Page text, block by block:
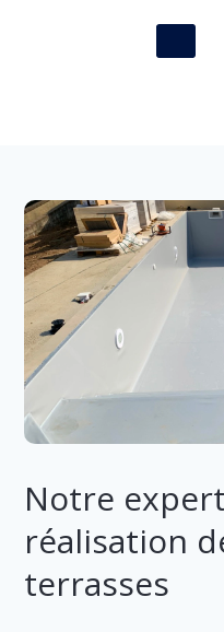
Notre
réalisation
terrasses